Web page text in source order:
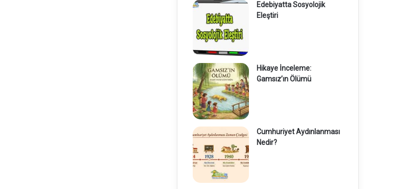
Edebiyatta Sosyolojik
Eleştiri
Hikaye İnceleme:
Gamsız’ın Ölümü
Cumhuriyet Aydınlanması
Nedir?